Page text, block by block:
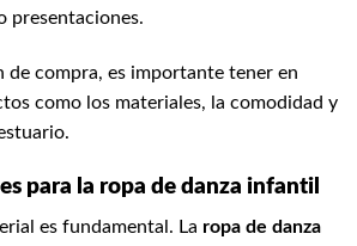
presentaciones.
de compra, es importante tener en
como los materiales, la comodidad y
para la ropa de danza infantil
es fundamental. La ropa de danza